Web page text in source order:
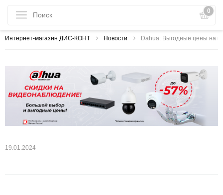
0
Интернет-магазин ДИС-КОНТ Новости Dahua: Выгодные цены на
19.01.2024